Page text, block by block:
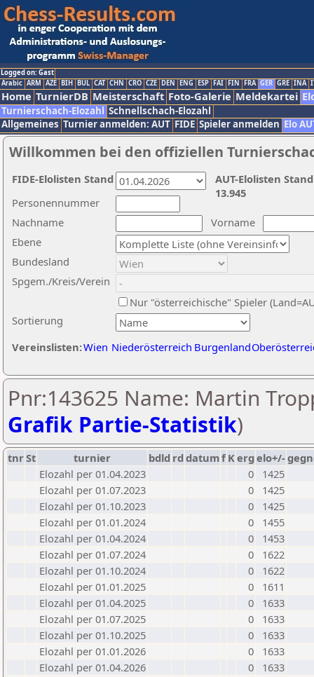
Logged on: Gast
Arabic ARM AZE BIH BUL CAT CHN CRO CZE DEN ENG ESP FAI FIN FRA GER GRE INA
Home TurnierDB Meisterschaft Foto-Galerie Meldekartei
Turnierschach-Elozahl Schnellschach-Elozahl
Allgemeines Turnier anmelden: AUT FIDE Spieler anmelden Elo
Willkommen bei den offiziellen
Nachname
Vorname
Ebene
Sortierung
Personennummer
Bundesland
Spgem./Kreis/Verein
Nur "österreichische" Spieler
Vereinslisten:Wien Niederösterreich Burgenland
AUT-Elolisten
13.945
FIDE-Elolisten Stand
Pnr:143625 Name: Martin
Grafik Partie-Statistik)
tnrSt turnier bdld rd datumf Kerg elo+/-
Elozahl per 01.04.2023
0
1425
Elozahl per 01.07.2023
0
1425
Elozahl per 01.10.2023
0
1425
Elozahl per 01.01.2024
0
1455
Elozahl per 01.04.2024
0
1453
Elozahl per 01.07.2024
0
1622
Elozahl per 01.10.2024
0
1622
Elozahl per 01.01.2025
0
1611
Elozahl per 01.04.2025
0
1633
Elozahl per 01.07.2025
0
1633
Elozahl per 01.10.2025
0
1633
Elozahl per 01.01.2026
0
1633
Elozahl per 01.04.2026
0
1633